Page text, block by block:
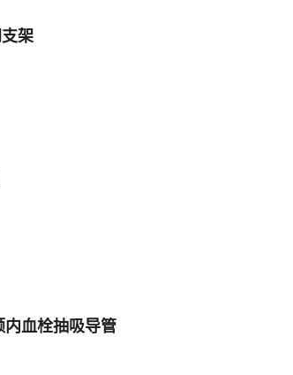
架
血栓抽吸导管